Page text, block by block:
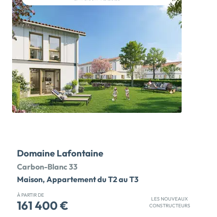
commerces et de toutes commodités, cette résidence
offre un cadre de vie paisible et convivial. Les
logements, modernes et lumineux, sont conçus pour
répondre aux besoins de chacun. N'attendez plus pour
découvrir ce […] Voir le programme immobilier neuf >>
Domaine Lafontaine
Carbon-Blanc 33
Maison, Appartement du T2 au T3
À PARTIR DE
161 400 €
LES NOUVEAUX
CONSTRUCTEURS